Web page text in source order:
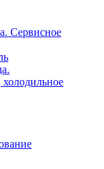
Сервисное